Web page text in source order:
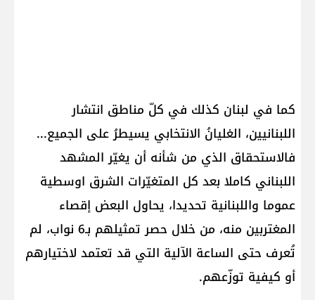
كما في لبنان كذلك في كلّ مناطق انتشار
اللبنانيين، الغليانُ الانتخابي يسيطرُ على الجميع...
فالاستحقاق الذي من شأنه أن يغيّر المشهد
اللبناني كاملا بعد كل المتغيّرات الشرق اوسطية
عموما واللبنانية تحديدا، يحاول البعض إقصاء
المغتربين منه، من خلال حصر تمثيلهم بـ6 نواب، لم
تُعرف حتى الساعة الآلية التي قد تعتمد لاختيارهم
أو كيفية توزّعهم.